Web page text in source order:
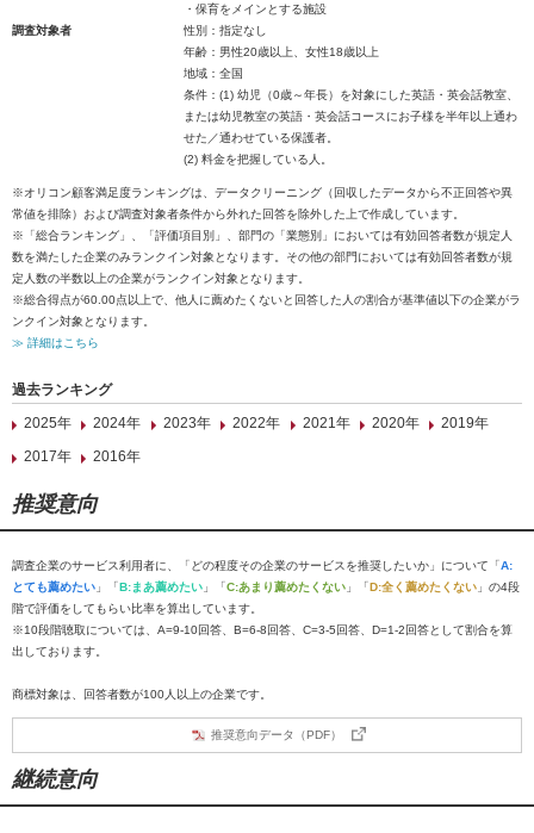
・保育をメインとする施設
調査対象者
性別：指定なし
年齢：男性20歳以上、女性18歳以上
地域：全国
条件：(1) 幼児（0歳～年長）を対象にした英語・英会話教室、
または幼児教室の英語・英会話コースにお子様を半年以上通わ
せた／通わせている保護者。
(2) 料金を把握している人。
※オリコン顧客満足度ランキングは、データクリーニング（回収したデータから不正回答や異
常値を排除）および調査対象者条件から外れた回答を除外した上で作成しています。
※「総合ランキング」、「評価項目別」、部門の「業態別」においては有効回答者数が規定人
数を満たした企業のみランクイン対象となります。その他の部門においては有効回答者数が規
定人数の半数以上の企業がランクイン対象となります。
※総合得点が60.00点以上で、他人に薦めたくないと回答した人の割合が基準値以下の企業がラ
ンクイン対象となります。
≫ 詳細はこちら
過去ランキング
2025年
2024年 2023年 2022年 2021年 2020年
2019年
2017年
2016年
推奨意向
調査企業のサービス利用者に、「どの程度その企業のサービスを推奨したいか」について「A:
とても薦めたい 」「B:まあ薦めたい 」「C:あまり薦めたくない 」「D:全く薦めたくない 」の4段
階で評価をしてもらい比率を算出しています。
※10段階聴取については、A=9-10回答、B=6-8回答、C=3-5回答、D=1-2回答として割合を算
出しております。
商標対象は、回答者数が100人以上の企業です。
推奨意向データ（PDF）
継続意向